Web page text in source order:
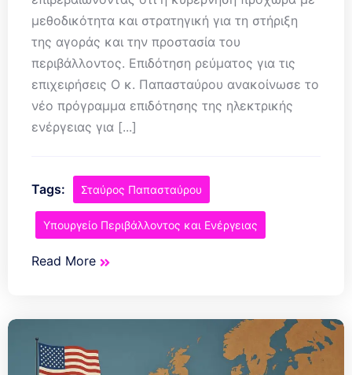
μεθοδικότητα και στρατηγική για τη στήριξη
της αγοράς και την προστασία του
περιβάλλοντος. Επιδότηση ρεύματος για τις
επιχειρήσεις Ο κ. Παπασταύρου ανακοίνωσε το
νέο πρόγραμμα επιδότησης της ηλεκτρικής
ενέργειας για [...]
Tags: Σταύρος Παπασταύρου
Υπουργείο Περιβάλλοντος και Ενέργειας
Read More